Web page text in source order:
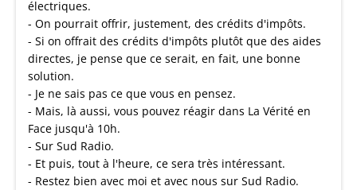
électriques.
- On pourrait offrir, justement, des crédits d'impôts.
- Si on offrait des crédits d'impôts plutôt que des aides
directes, je pense que ce serait, en fait, une bonne
solution.
- Je ne sais pas ce que vous en pensez.
- Mais, là aussi, vous pouvez réagir dans La Vérité en
Face jusqu'à 10h.
- Sur Sud Radio.
- Et puis, tout à l'heure, ce sera très intéressant.
- Restez bien avec moi et avec nous sur Sud Radio.